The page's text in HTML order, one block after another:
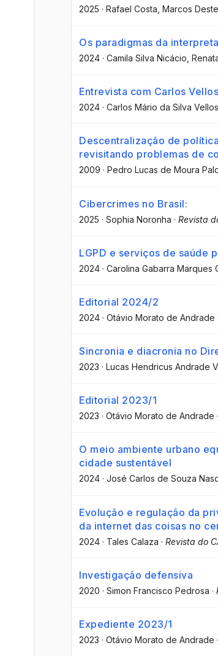
2025 · Rafael Costa , Marcos
Os paradigmas da
2024 · Camila Silva Nicácio ,
Entrevista com Carlos
2024 · Carlos Mário da Silva
Descentralização de
revisitando problemas de
2009 · Pedro Lucas de Moura
Cibercrimes no Brasil:
2025 · Sophia Noronha · Revista
LGPD e serviços de saúde
2024 · Carolina Gabarra Marques
Editorial 2024/2
2024 · Otávio Morato de Andrade
Sincronia e diacronia no
2023 · Lucas Hendricus Andrade
Editorial 2023/1
2023 · Otávio Morato de Andrade ·
O meio ambiente urbano
cidade sustentável
2024 · José Carlos de Souza
Evolução e regulação da
da internet das coisas no
2024 · Tales Calaza · Revista do
Investigação defensiva
2020 · Simon Francisco Pedrosa ·
Expediente 2023/1
2023 · Otávio Morato de Andrade ·